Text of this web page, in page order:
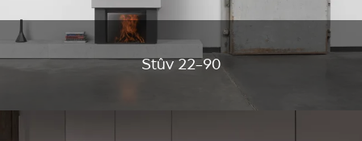
Stûv 22-90